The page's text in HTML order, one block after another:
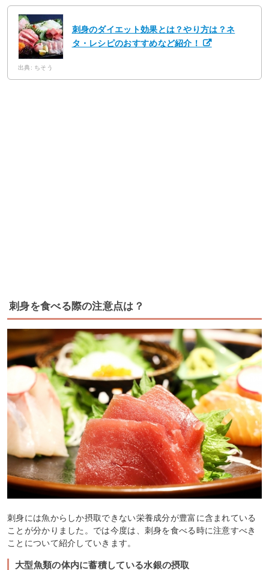
刺身のダイエット効果とは？やり方は？ネ
タ・レシピのおすすめなど紹介！
出典: ちそう
刺身を食べる際の注意点は？
刺身には魚からしか摂取できない栄養成分が豊富に含まれている
ことが分かりました。では今度は、刺身を食べる時に注意すべき
ことについて紹介していきます。
大型魚類の体内に蓄積している水銀の摂取